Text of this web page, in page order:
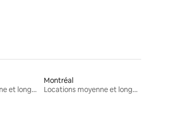
Locations moyenne et longue durée
Montréal
Locations moyenne et longue durée